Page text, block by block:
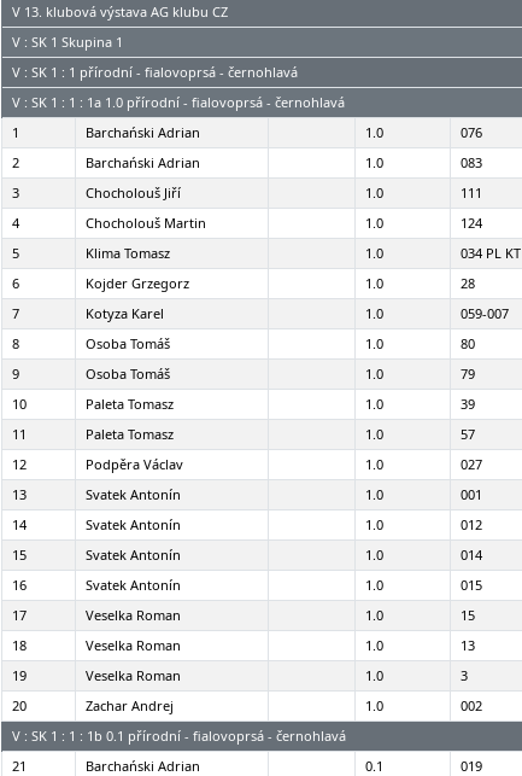
V 13. klubová výstava AG klubu CZ
V : SK 1 Skupina 1
V : SK 1 : 1 přírodní - fialovoprsá - černohlavá
V : SK 1 : 1 : 1a 1.0 přírodní - fialovoprsá - černohlavá
1
Barchański Adrian 1.0 076
2
Barchański Adrian 1.0 083
3
Chocholouš Jiří 1.0 111
4
Chocholouš Martin 1.0 124
5
Klima Tomasz 1.0 034 PL KT
6
Kojder Grzegorz 1.0 28
7
Kotyza Karel 1.0 059-007
8
Osoba Tomáš 1.0 80
9
Osoba Tomáš 1.0 79
10
Paleta Tomasz 1.0 39
11
Paleta Tomasz 1.0 57
12
Podpěra Václav 1.0 027
13
Svatek Antonín 1.0 001
14
Svatek Antonín 1.0 012
15
Svatek Antonín 1.0 014
16
Svatek Antonín 1.0 015
17
Veselka Roman 1.0 15
18
Veselka Roman 1.0 13
19
Veselka Roman 1.0 3
20
Zachar Andrej 1.0 002
V : SK 1 : 1 : 1b 0.1 přírodní - fialovoprsá - černohlavá
21
Barchański Adrian 0.1 019